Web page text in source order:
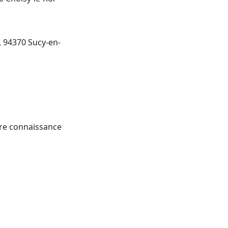
Sucy-en-
connaissance